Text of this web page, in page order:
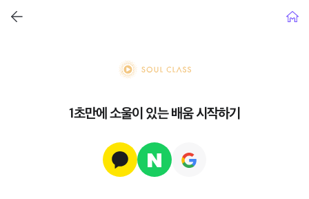
뒤로가기 홈
soul class
1초만에 소울이 있는 배움 시작하기